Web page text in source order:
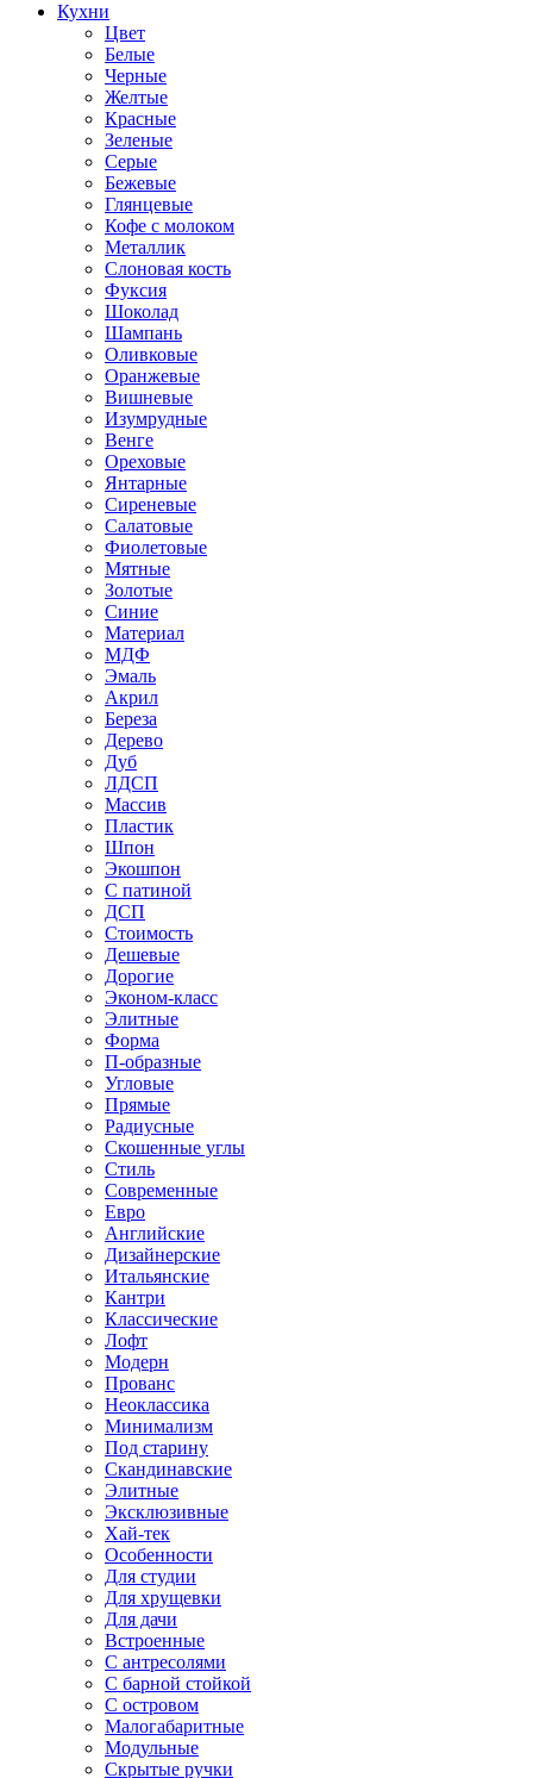
Кухни
Цвет
Белые
Черные
Желтые
Красные
Зеленые
Серые
Бежевые
Глянцевые
Кофе с молоком
Металлик
Слоновая кость
Фуксия
Шоколад
Шампань
Оливковые
Оранжевые
Вишневые
Изумрудные
Венге
Ореховые
Янтарные
Сиреневые
Салатовые
Фиолетовые
Мятные
Золотые
Синие
Материал
МДФ
Эмаль
Акрил
Береза
Дерево
Дуб
ЛДСП
Массив
Пластик
Шпон
Экошпон
С патиной
ДСП
Стоимость
Дешевые
Дорогие
Эконом-класс
Элитные
Форма
П-образные
Угловые
Прямые
Радиусные
Скошенные углы
Стиль
Современные
Евро
Английские
Дизайнерские
Итальянские
Кантри
Классические
Лофт
Модерн
Прованс
Неоклассика
Минимализм
Под старину
Скандинавские
Элитные
Эксклюзивные
Хай-тек
Особенности
Для студии
Для хрущевки
Для дачи
Встроенные
С антресолями
С барной стойкой
С островом
Малогабаритные
Модульные
Скрытые ручки